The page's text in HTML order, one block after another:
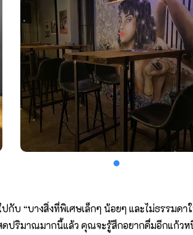
กับ “บางสิ่งที่พิเศษเล็กๆ น้อยๆ และไม่ธรรมด
ดปริมาณมากนี้แล้ว คุณจะรู้สึกอยากดื่มอีกแก้วห